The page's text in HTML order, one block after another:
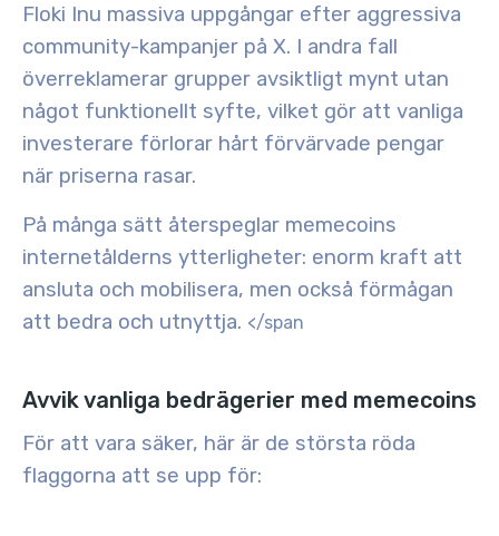
Floki Inu massiva uppgångar efter aggressiva
community-kampanjer på X. I andra fall
överreklamerar grupper avsiktligt mynt utan
något funktionellt syfte, vilket gör att vanliga
investerare förlorar hårt förvärvade pengar
när priserna rasar.
På många sätt återspeglar memecoins
internetålderns ytterligheter: enorm kraft att
ansluta och mobilisera, men också förmågan
att bedra och utnyttja. </span
Avvik vanliga bedrägerier med memecoins
För att vara säker, här är de största röda
flaggorna att se upp för: